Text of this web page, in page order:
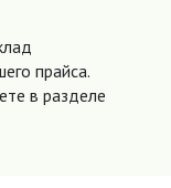
прайса.
в разделе